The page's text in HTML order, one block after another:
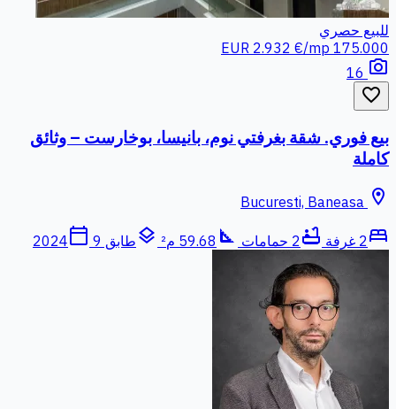
للبيع حصري
175.000 EUR
2.932 €/mp
photo_camera
favorite_border
بيع فوري. شقة بغرفتي نوم، بانيسا، بوخارست – وثائق
كاملة
location_on
bed 2 غرفة bathtub 2 حمامات square_foot 59.68 م² layers طابق 9 calendar_today
2024